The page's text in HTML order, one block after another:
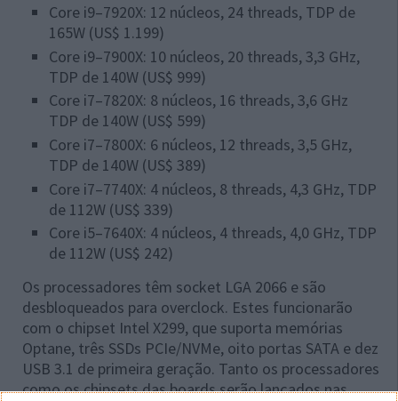
Core i9–7920X: 12 núcleos, 24 threads, TDP de
165W (US$ 1.199)
Core i9–7900X: 10 núcleos, 20 threads, 3,3 GHz,
TDP de 140W (US$ 999)
Core i7–7820X: 8 núcleos, 16 threads, 3,6 GHz
TDP de 140W (US$ 599)
Core i7–7800X: 6 núcleos, 12 threads, 3,5 GHz,
TDP de 140W (US$ 389)
Core i7–7740X: 4 núcleos, 8 threads, 4,3 GHz, TDP
de 112W (US$ 339)
Core i5–7640X: 4 núcleos, 4 threads, 4,0 GHz, TDP
de 112W (US$ 242)
Os processadores têm socket LGA 2066 e são
desbloqueados para overclock. Estes funcionarão
com o chipset Intel X299, que suporta memórias
Optane, três SSDs PCIe/NVMe, oito portas SATA e dez
USB 3.1 de primeira geração. Tanto os processadores
como os chipsets das boards serão lançados nas